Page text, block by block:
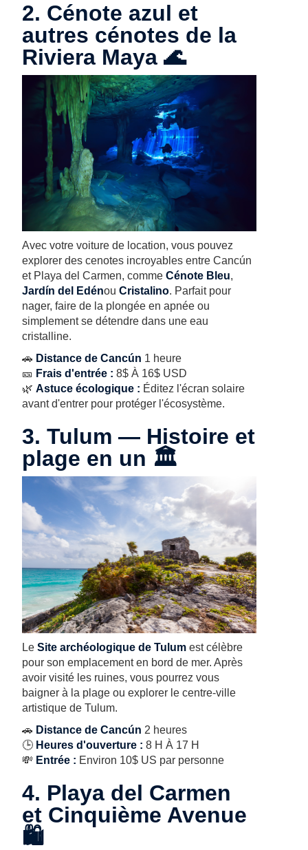
2. Cénote azul et
autres cénotes de la
Riviera Maya 🌊
Avec votre voiture de location, vous pouvez
explorer des cenotes incroyables entre Cancún
et Playa del Carmen, commeCénote Bleu,
Jardín del EdénouCristalino. Parfait pour
nager, faire de la plongée en apnée ou
simplement se détendre dans une eau
cristalline.
🚗 Distance de Cancún 1 heure
🎫 Frais d'entrée : 8$ À 16$ USD
🌿Astuce écologique : Éditez l'écran solaire
avant d'entrer pour protéger l'écosystème.
3. Tulum — Histoire et
plage en un 🏛️
LeSite archéologique de Tulum est célèbre
pour son emplacement en bord de mer. Après
avoir visité les ruines, vous pourrez vous
baigner à la plage ou explorer le centre-ville
artistique de Tulum.
🚗 Distance de Cancún 2 heures
🕒 Heures d'ouverture : 8 H À 17 H
💸 Entrée : Environ 10$ US par personne
4. Playa del Carmen
et Cinquième Avenue
🛍️